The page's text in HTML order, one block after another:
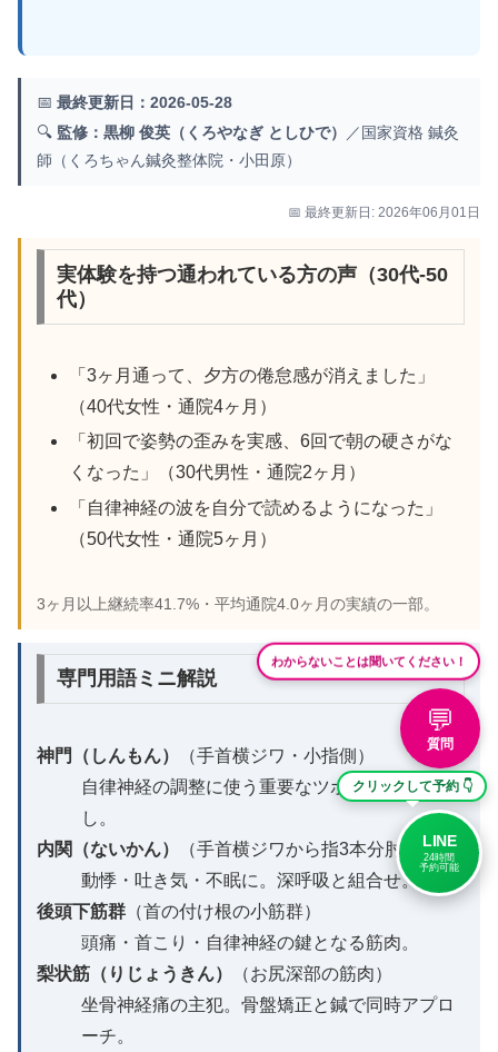
📅 最終更新日：2026-05-28
🔍 監修：黒柳 俊英（くろやなぎ としひで）
／国家資格 鍼灸
師（くろちゃん鍼灸整体院・小田原）
📅 最終更新日: 2026年06月01日
実体験を持つ通われている方の声（30代-50
代）
「3ヶ月通って、夕方の倦怠感が消えました」
（40代女性・通院4ヶ月）
「初回で姿勢の歪みを実感、6回で朝の硬さがな
くなった」（30代男性・通院2ヶ月）
「自律神経の波を自分で読めるようになった」
（50代女性・通院5ヶ月）
3ヶ月以上継続率41.7%・平均通院4.0ヶ月の実績の一部。
専門用語ミニ解説
神門（しんもん）
（手首横ジワ・小指側）
自律神経の調整に使う重要なツボ。3秒×5回押
し。
内関（ないかん）
（手首横ジワから指3本分肘側）
動悸・吐き気・不眠に。深呼吸と組合せ。
後頭下筋群 （首の付け根の小筋群）
頭痛・首こり・自律神経の鍵となる筋肉。
梨状筋（りじょうきん）
（お尻深部の筋肉）
坐骨神経痛の主犯。骨盤矯正と鍼で同時アプロ
ーチ。
わからないことは聞いてください！
💬
質問
クリックして予約 👇
LINE
24時間
予約可能